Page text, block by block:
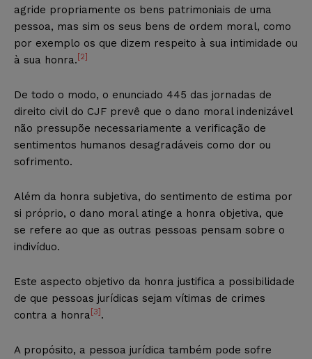
agride propriamente os bens patrimoniais de uma
pessoa, mas sim os seus bens de ordem moral, como
por exemplo os que dizem respeito à sua intimidade ou
à sua honra. [2]
De todo o modo, o enunciado 445 das jornadas de
direito civil do CJF prevê que o dano moral indenizável
não pressupõe necessariamente a verificação de
sentimentos humanos desagradáveis como dor ou
sofrimento.
Além da honra subjetiva, do sentimento de estima por
si próprio, o dano moral atinge a honra objetiva, que
se refere ao que as outras pessoas pensam sobre o
indivíduo.
Este aspecto objetivo da honra justifica a possibilidade
de que pessoas jurídicas sejam vítimas de crimes
contra a honra [3] .
A propósito, a pessoa jurídica também pode sofre